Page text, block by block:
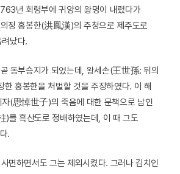
년 회령부에 귀양의 왕명이 내렸다가
정 홍봉한(洪鳳漢)의 주청으로 제주도로
났다.
동부승지가 되었는데, 왕세손(王世孫: 뒤의
한 홍봉한을 처벌할 것을 주장하였다. 이 해
자(思悼世子)의 죽음에 대한 문책으로 남인
)를 흑산도로 정배하였는데, 이 때 그도
.
면하면서도 그는 제외시켰다. 그러나 김치인